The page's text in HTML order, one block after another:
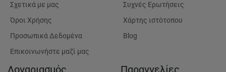
Σχετικά με μας
Όροι Χρήσης
Προσωπικά Δεδομένα
Επικοινωνήστε μαζί μας
Συχνές Ερωτήσεις
Χάρτης ιστότοπου
Blog